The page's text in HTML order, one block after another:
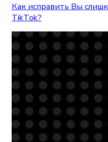
Как исправить Вы
TikTok?